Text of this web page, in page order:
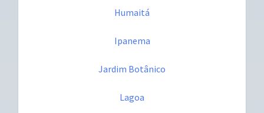
Humaitá
Ipanema
Jardim Botânico
Lagoa